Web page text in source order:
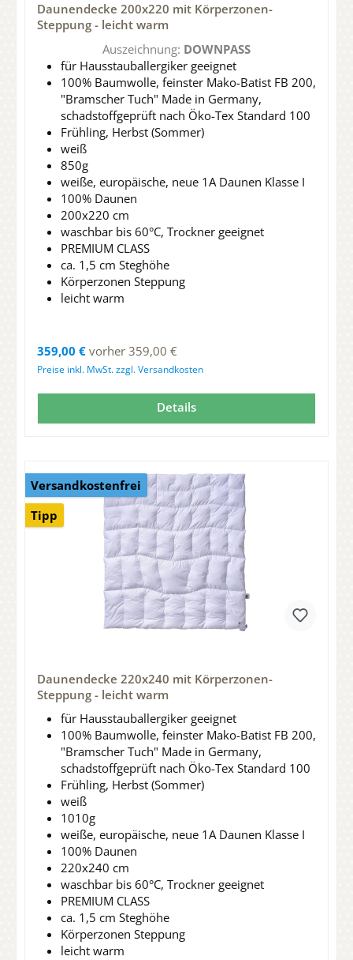
Daunendecke 200x220 mit Körperzonen-
Steppung - leicht warm
Auszeichnung: DOWNPASS
für Hausstauballergiker geeignet
100% Baumwolle, feinster Mako-Batist FB 200,
"Bramscher Tuch" Made in Germany,
schadstoffgeprüft nach Öko-Tex Standard 100
Frühling, Herbst (Sommer)
weiß
850g
weiße, europäische, neue 1A Daunen Klasse I
100% Daunen
200x220 cm
waschbar bis 60°C, Trockner geeignet
PREMIUM CLASS
ca. 1,5 cm Steghöhe
Körperzonen Steppung
leicht warm
Regulärer Preis:
359,00 € vorher 359,00 €
Preise inkl. MwSt. zzgl. Versandkosten
Details
Versandkostenfrei
Tipp
Daunendecke 220x240 mit Körperzonen-
Steppung - leicht warm
für Hausstauballergiker geeignet
100% Baumwolle, feinster Mako-Batist FB 200,
"Bramscher Tuch" Made in Germany,
schadstoffgeprüft nach Öko-Tex Standard 100
Frühling, Herbst (Sommer)
weiß
1010g
weiße, europäische, neue 1A Daunen Klasse I
100% Daunen
220x240 cm
waschbar bis 60°C, Trockner geeignet
PREMIUM CLASS
ca. 1,5 cm Steghöhe
Körperzonen Steppung
leicht warm